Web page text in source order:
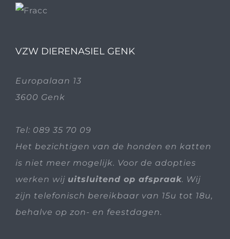
VZW DIERENASIEL GENK
Europalaan 13
3600 Genk
Tel: 089 35 70 09
Het bezichtigen van de honden en katten
is niet meer mogelijk. Voor de adopties
werken wij uitsluitend op afspraak. Wij
zijn telefonisch bereikbaar van 15u tot 18u,
behalve op zon- en feestdagen.